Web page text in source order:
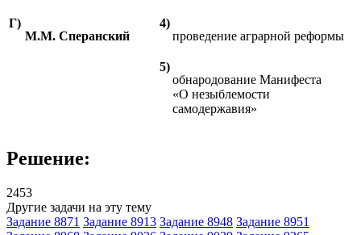
Г)
М.М. Сперанский
4)
проведение аграрной реформы
5)
обнародование Манифеста
«О незыблемости
самодержавия»
Решение:
2453
Другие задачи на эту тему
Задание 8871 Задание 8913 Задание 8948 Задание 8951